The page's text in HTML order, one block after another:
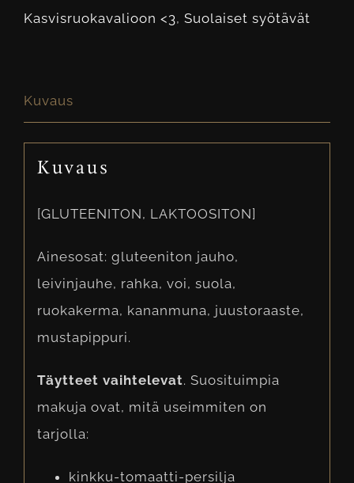
Kasvisruokavalioon <3, Suolaiset syötävät
Kuvaus
Kuvaus
[GLUTEENITON, LAKTOOSITON]
Ainesosat: gluteeniton jauho,
leivinjauhe, rahka, voi, suola,
ruokakerma, kananmuna, juustoraaste,
mustapippuri.
Täytteet vaihtelevat. Suosituimpia
makuja ovat, mitä useimmiten on
tarjolla:
kinkku-tomaatti-persilja